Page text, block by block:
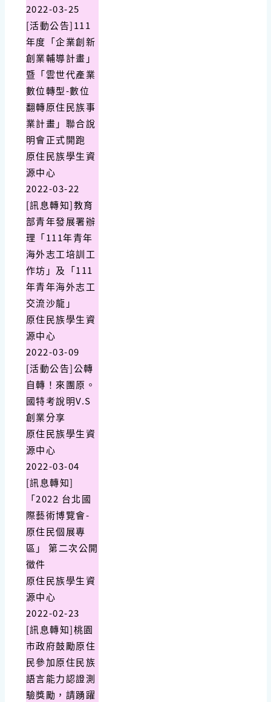
2022-03-25
[活動公告]111
年度「企業創新
創業輔導計畫」
暨「雲世代產業
數位轉型-數位
翻轉原住民族事
業計畫」聯合說
明會正式開跑
原住民族學生資
源中心
2022-03-22
[訊息轉知]教育
部青年發展署辦
理「111年青年
海外志工培訓工
作坊」及「111
年青年海外志工
交流沙龍」
原住民族學生資
源中心
2022-03-09
[活動公告]公轉
自轉！來團原。
國特考說明V.S
創業分享
原住民族學生資
源中心
2022-03-04
[訊息轉知]
「2022 台北國
際藝術博覽會-
原住民個展專
區」 第二次公開
徵件
原住民族學生資
源中心
2022-02-23
[訊息轉知]桃園
市政府鼓勵原住
民參加原住民族
語言能力認證測
驗獎勵，請踴躍